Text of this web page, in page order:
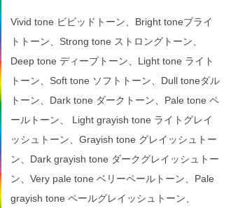
Vivid tone ビビッドトーン、Bright toneブライ
トトーン、Strong tone ストロングトーン、
Deep tone ディープトーン、Light tone ライト
トーン、Soft tone ソフトトーン、Dull toneダル
トーン、Dark tone ダークトーン、Pale tone ペ
ールトーン、 Light grayish tone ライトグレイ
ッシュトーン、Grayish tone グレイッシュトー
ン、Dark grayish tone ダークグレイッシュトー
ン、Very pale tone ベリーペールトーン、Pale
grayish tone ペールグレイッシュトーン、